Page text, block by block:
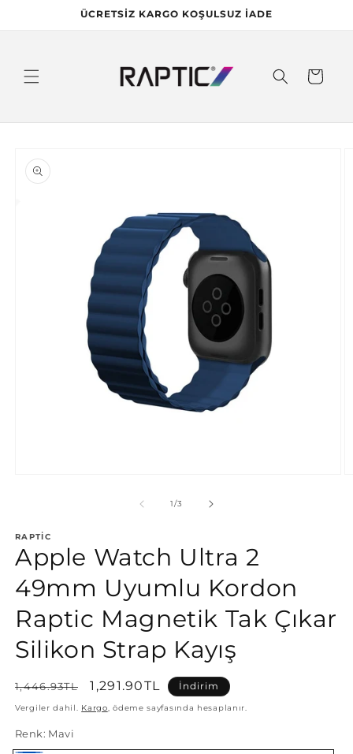
ÜCRETSİZ KARGO KOŞULSUZ İADE
Sepet
bilgisine
atla
1//3
RAPTIC
Apple Watch Ultra 2
49mm Uyumlu Kordon
Raptic Magnetik Tak Çıkar
Silikon Strap Kayış
Normal
fiyat
1,446.93TL
İndirimli
fiyat
1,291.90TL İndirim
Vergiler dahil. Kargo, ödeme sayfasında hesaplanır.
Renk: Mavi